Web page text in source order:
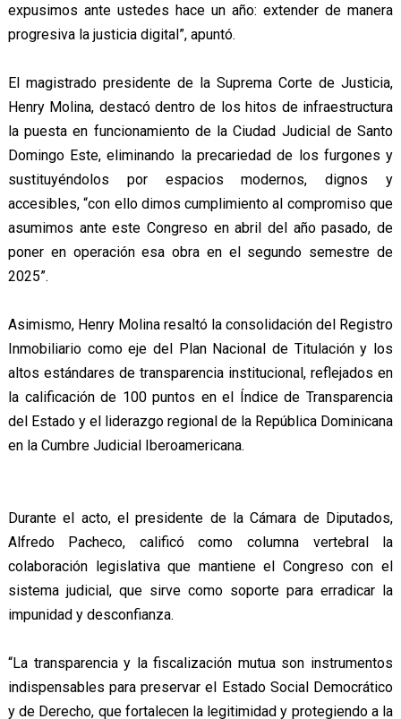
expusimos ante ustedes hace un año: extender de manera
progresiva la justicia digital”, apuntó.
El magistrado presidente de la Suprema Corte de Justicia,
Henry Molina, destacó dentro de los hitos de infraestructura
la puesta en funcionamiento de la Ciudad Judicial de Santo
Domingo Este, eliminando la precariedad de los furgones y
sustituyéndolos por espacios modernos, dignos y
accesibles, “con ello dimos cumplimiento al compromiso que
asumimos ante este Congreso en abril del año pasado, de
poner en operación esa obra en el segundo semestre de
2025”.
Asimismo, Henry Molina resaltó la consolidación del Registro
Inmobiliario como eje del Plan Nacional de Titulación y los
altos estándares de transparencia institucional, reflejados en
la calificación de 100 puntos en el Índice de Transparencia
del Estado y el liderazgo regional de la República Dominicana
en la Cumbre Judicial Iberoamericana.
Durante el acto, el presidente de la Cámara de Diputados,
Alfredo Pacheco, calificó como columna vertebral la
colaboración legislativa que mantiene el Congreso con el
sistema judicial, que sirve como soporte para erradicar la
impunidad y desconfianza.
“La transparencia y la fiscalización mutua son instrumentos
indispensables para preservar el Estado Social Democrático
y de Derecho, que fortalecen la legitimidad y protegiendo a la